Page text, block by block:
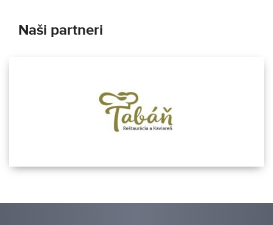
Naši partneri